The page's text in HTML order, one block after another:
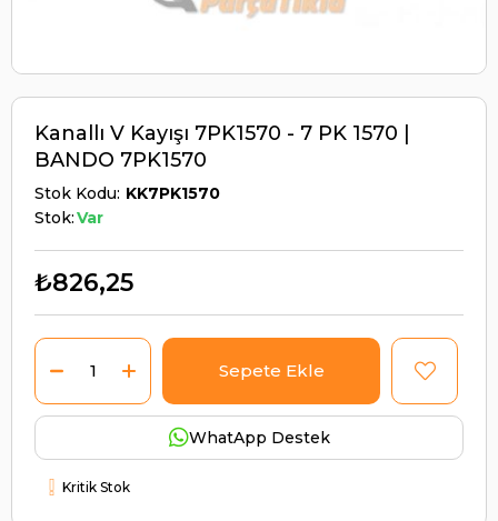
Kanallı V Kayışı 7PK1570 - 7 PK 1570 |
BANDO 7PK1570
Stok Kodu KK7PK1570
Stok:Var
₺826,25
WhatApp Destek
Kritik Stok